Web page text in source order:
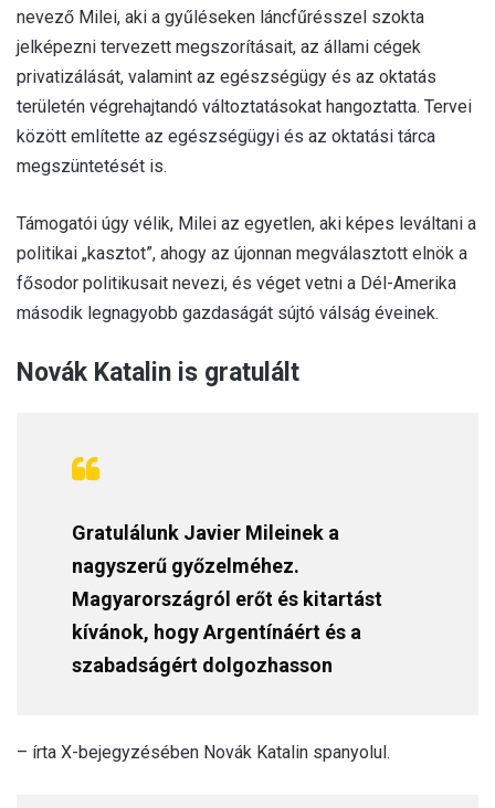
nevező Milei, aki a gyűléseken láncfűrésszel szokta
jelképezni tervezett megszorításait, az állami cégek
privatizálását, valamint az egészségügy és az oktatás
területén végrehajtandó változtatásokat hangoztatta. Tervei
között említette az egészségügyi és az oktatási tárca
megszüntetését is.
Támogatói úgy vélik, Milei az egyetlen, aki képes leváltani a
politikai „kasztot”, ahogy az újonnan megválasztott elnök a
fősodor politikusait nevezi, és véget vetni a Dél-Amerika
második legnagyobb gazdaságát sújtó válság éveinek.
Novák Katalin is gratulált
Gratulálunk Javier Mileinek a
nagyszerű győzelméhez.
Magyarországról erőt és kitartást
kívánok, hogy Argentínáért és a
szabadságért dolgozhasson
– írta X-bejegyzésében Novák Katalin spanyolul.